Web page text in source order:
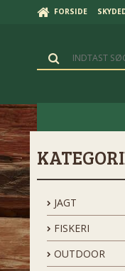
FORSIDE
JAGT
FISKERI
OUTDOOR